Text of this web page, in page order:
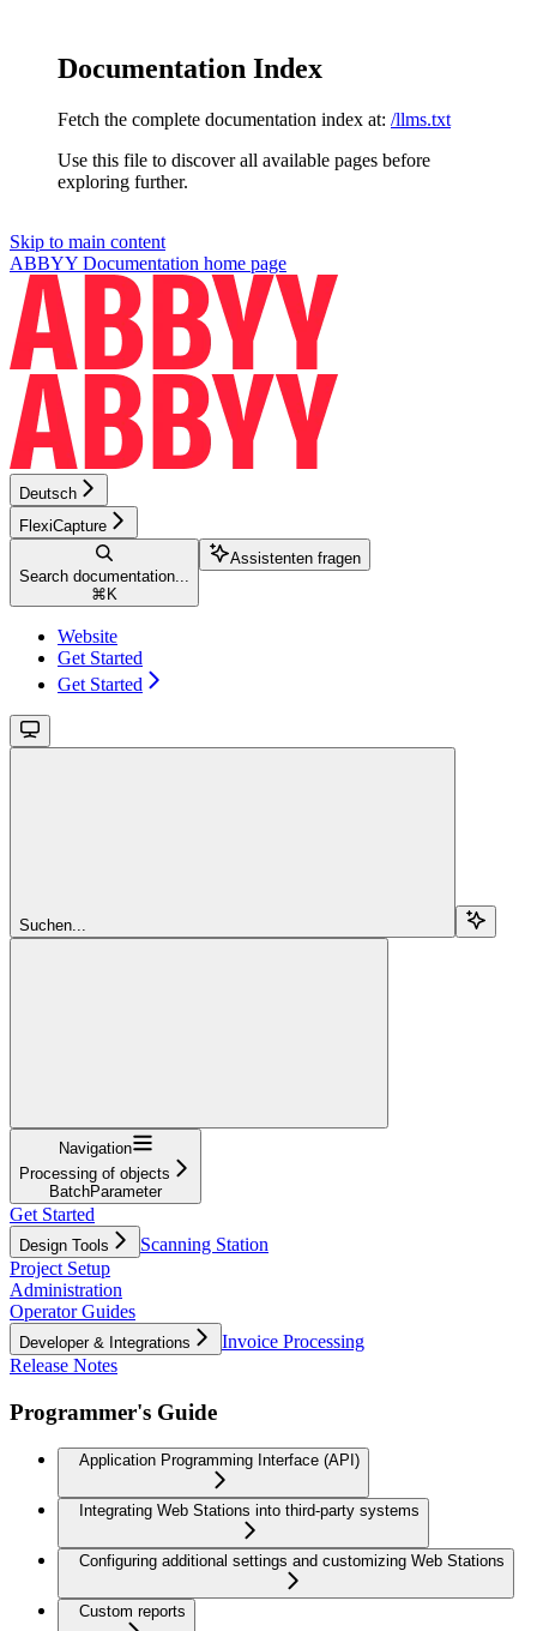
Documentation Index
Fetch the complete documentation index at: /llms.txt
Use this file to discover all available pages before
exploring further.
Skip to main content
ABBYY Documentation home page
Deutsch
FlexiCapture
Search documentation...
⌘ K
Assistenten fragen
Website
Get Started
Get Started
Suchen...
Navigation
Processing of objects
BatchParameter
Get Started
Design Tools
Scanning Station
Project Setup
Administration
Operator Guides
Developer & Integrations
Invoice Processing
Release Notes
Programmer's Guide
Application Programming Interface (API)
Integrating Web Stations into third-party systems
Configuring additional settings and customizing Web Stations
Custom reports